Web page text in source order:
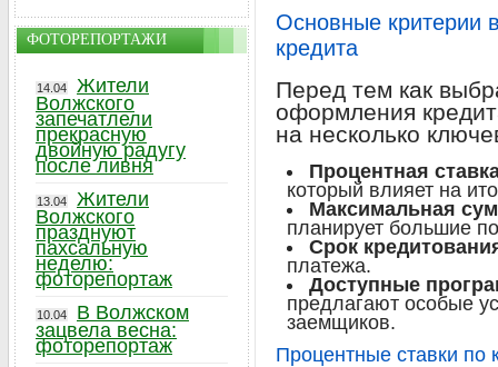
Основные критерии
кредита
Перед тем как
оформления
на несколько
Процентная
который влияет на
Максимальная
планирует большие
Срок
платежа.
Доступные
предлагают особые
заемщиков.
Процентные ставки по
ФОТОРЕПОРТАЖИ
14.04
Жители
Волжского
запечатлели
прекрасную
двойную радугу
после ливня
13.04
Жители
Волжского
празднуют
пахсальную
неделю:
фоторепортаж
10.04
В Волжском
зацвела весна:
фоторепортаж